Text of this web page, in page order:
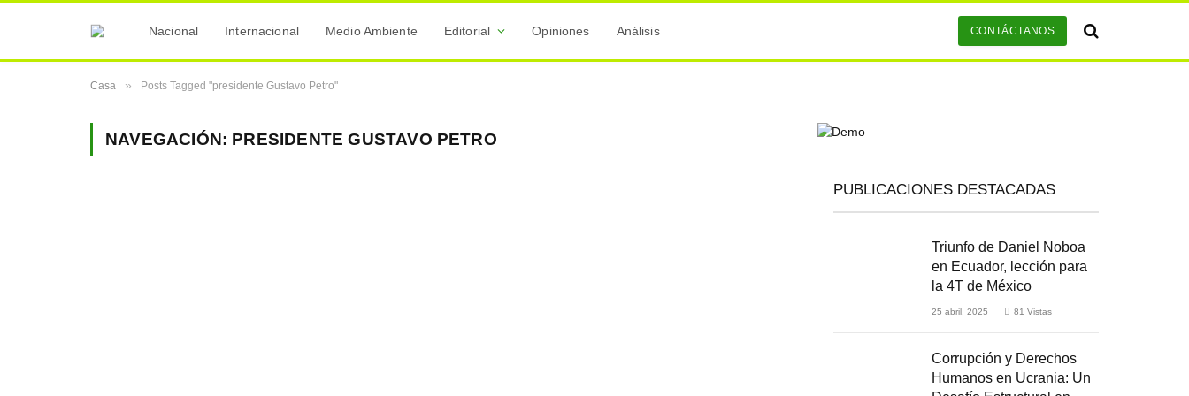
Nacional Internacional Medio Ambiente Editorial Opiniones Análisis CONTÁCTANOS
Casa » Posts Tagged "presidente Gustavo Petro"
NAVEGACIÓN: PRESIDENTE GUSTAVO PETRO
PUBLICACIONES DESTACADAS
Triunfo de Daniel Noboa
en Ecuador, lección para
la 4T de México
25 abril, 2025 81 Vistas
Corrupción y Derechos
Humanos en Ucrania: Un